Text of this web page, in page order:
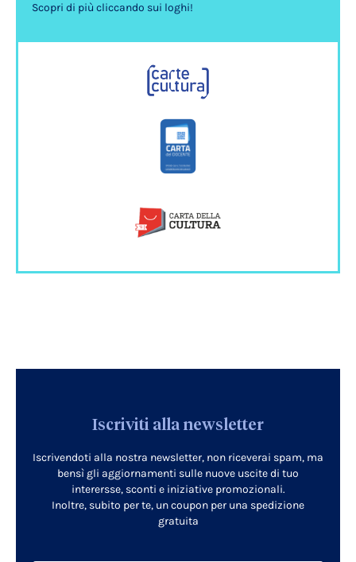
Scopri di più cliccando sui loghi!
Iscriviti alla newsletter
Iscrivendoti alla nostra newsletter, non riceverai spam, ma
bensì gli aggiornamenti sulle nuove uscite di tuo
interersse, sconti e iniziative promozionali.
Inoltre, subito per te, un coupon per una spedizione
gratuita